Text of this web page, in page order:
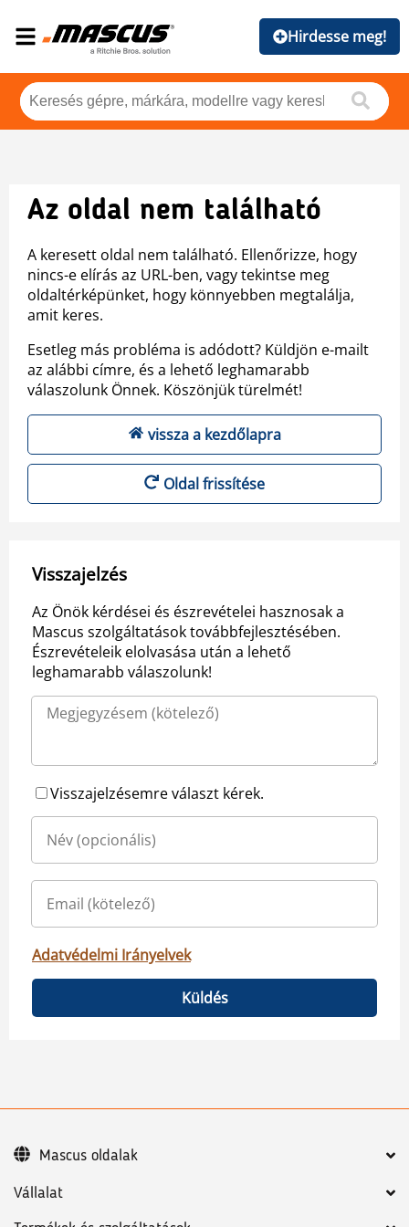
Hirdesse meg!
Az oldal nem található
A keresett oldal nem található. Ellenőrizze, hogy
nincs-e elírás az URL-ben, vagy tekintse meg
oldaltérképünket, hogy könnyebben megtalálja,
amit keres.
Esetleg más probléma is adódott? Küldjön e-mailt
az alábbi címre, és a lehető leghamarabb
válaszolunk Önnek. Köszönjük türelmét!
vissza a kezdőlapra
Oldal frissítése
Visszajelzés
Az Önök kérdései és észrevételei hasznosak a
Mascus szolgáltatások továbbfejlesztésében.
Észrevételeik elolvasása után a lehető
leghamarabb válaszolunk!
Visszajelzésemre választ kérek.
Adatvédelmi Irányelvek
Küldés
Vállalat
Mascus oldalak